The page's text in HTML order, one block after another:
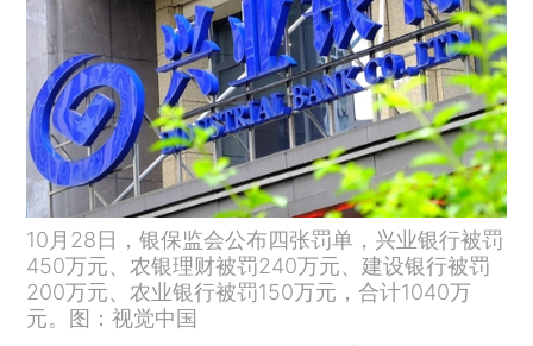
10月28日，银保监会公布四张罚单，兴业银行被罚
450万元、农银理财被罚240万元、建设银行被罚
200万元、农业银行被罚150万元，合计1040万
元。图：视觉中国